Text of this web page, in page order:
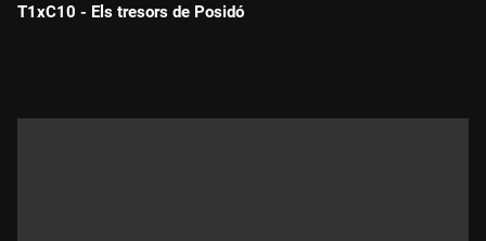
T1xC10 - Els tresors de Posidó